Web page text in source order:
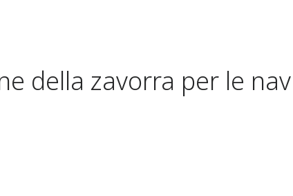
della zavorra per le